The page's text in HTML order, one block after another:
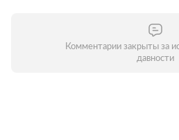
Комментарии закрыты за
давности